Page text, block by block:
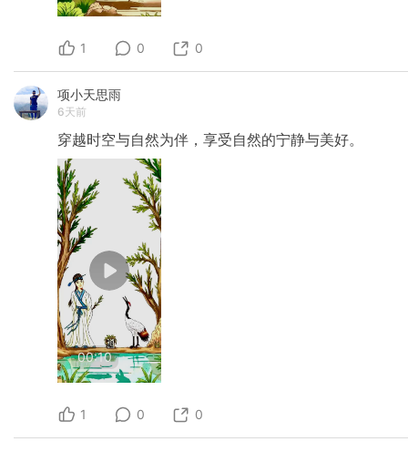
1 0 0
项小天思雨
6天前
穿越时空与自然为伴，享受自然的宁静与美好。
00:10
1 0 0